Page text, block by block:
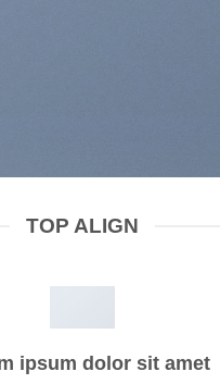
TOP ALIGN
ipsum dolor sit amet